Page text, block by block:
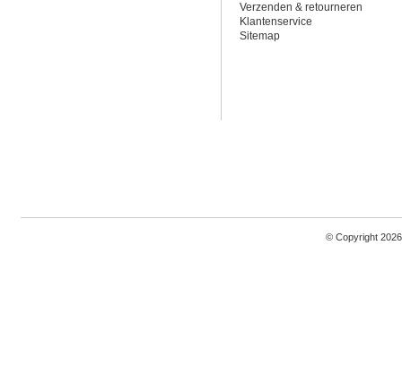
Verzenden & retourneren
Klantenservice
Sitemap
© Copyright